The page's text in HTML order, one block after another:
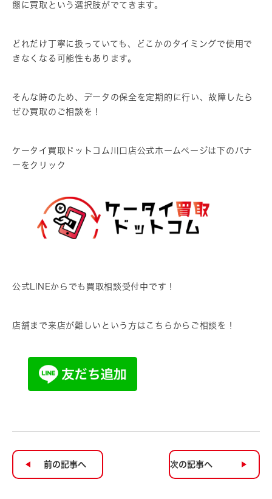
態に買取という選択肢がでてきます。
どれだけ丁寧に扱っていても、どこかのタイミングで使用で
きなくなる可能性もあります。
そんな時のため、データの保全を定期的に行い、故障したら
ぜひ買取のご相談を！
ケータイ買取ドットコム川口店公式ホームページは下のバナ
ーをクリック
公式LINEからでも買取相談受付中です！
店舗まで来店が難しいという方はこちらからご相談を！
前の記事へ 次の記事へ